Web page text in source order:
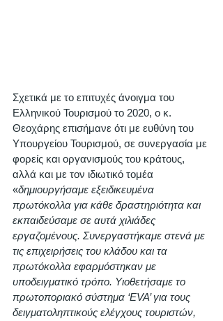
Σχετικά με το επιτυχές άνοιγμα του
Ελληνικού Τουρισμού το 2020, ο κ.
Θεοχάρης επισήμανε ότι με ευθύνη του
Υπουργείου Τουρισμού, σε συνεργασία με
φορείς και οργανισμούς του κράτους,
αλλά και με τον ιδιωτικό τομέα
«δημιουργήσαμε εξειδικευμένα
πρωτόκολλα για κάθε δραστηριότητα και
εκπαιδεύσαμε σε αυτά χιλιάδες
εργαζομένους. Συνεργαστήκαμε στενά με
τις επιχειρήσεις του κλάδου και τα
πρωτόκολλα εφαρμόστηκαν με
υποδειγματικό τρόπο. Υιοθετήσαμε το
πρωτοποριακό σύστημα ‘ΕVA’ για τους
δειγματοληπτικούς ελέγχους τουριστών,